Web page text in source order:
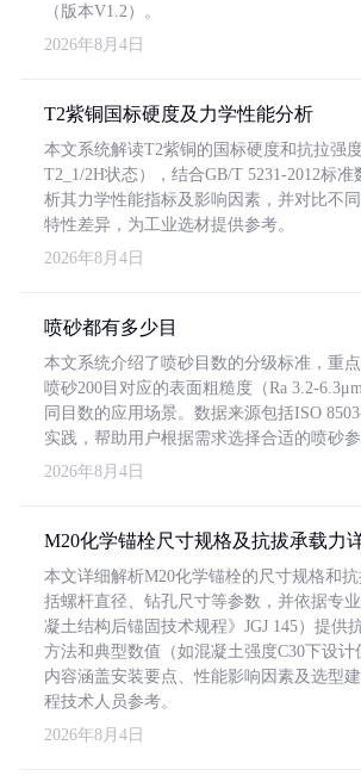
（版本V1.2）。
2026年8月4日
T2紫铜国标硬度及力学性能分析
本文系统解读T2紫铜的国标硬度和抗拉强
T2_1/2H状态），结合GB/T 5231-2012标准
析其力学性能指标及影响因素，并对比不
特性差异，为工业选材提供参考。
2026年8月4日
喷砂都有多少目
本文系统介绍了喷砂目数的分级标准，重
喷砂200目对应的表面粗糙度（Ra 3.2-
同目数的应用场景。数据来源包括ISO
实践，帮助用户根据需求选择合适的喷砂参
2026年8月4日
M20化学锚栓尺寸规格及抗拔承载力
本文详细解析M20化学锚栓的尺寸规格和
括螺杆直径、钻孔尺寸等参数，并依据专
凝土结构后锚固技术规程》JGJ 145）提供
方法和典型数值（如混凝土强度C30下设计
内容涵盖安装要点、性能影响因素及选型
程技术人员参考。
2026年8月4日